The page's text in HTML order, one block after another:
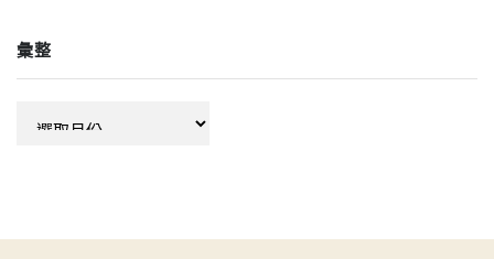
彙整